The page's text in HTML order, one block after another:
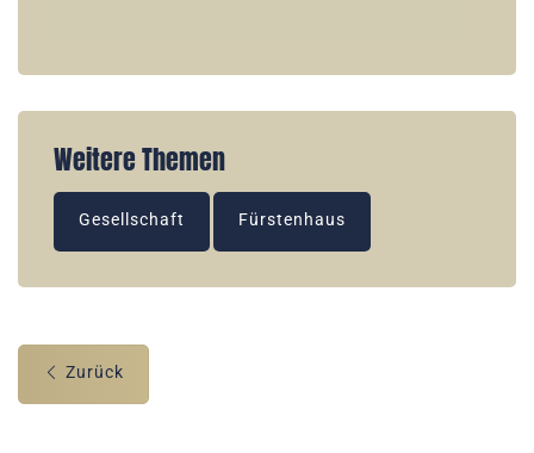
Weitere Themen
Gesellschaft Fürstenhaus
Zurück